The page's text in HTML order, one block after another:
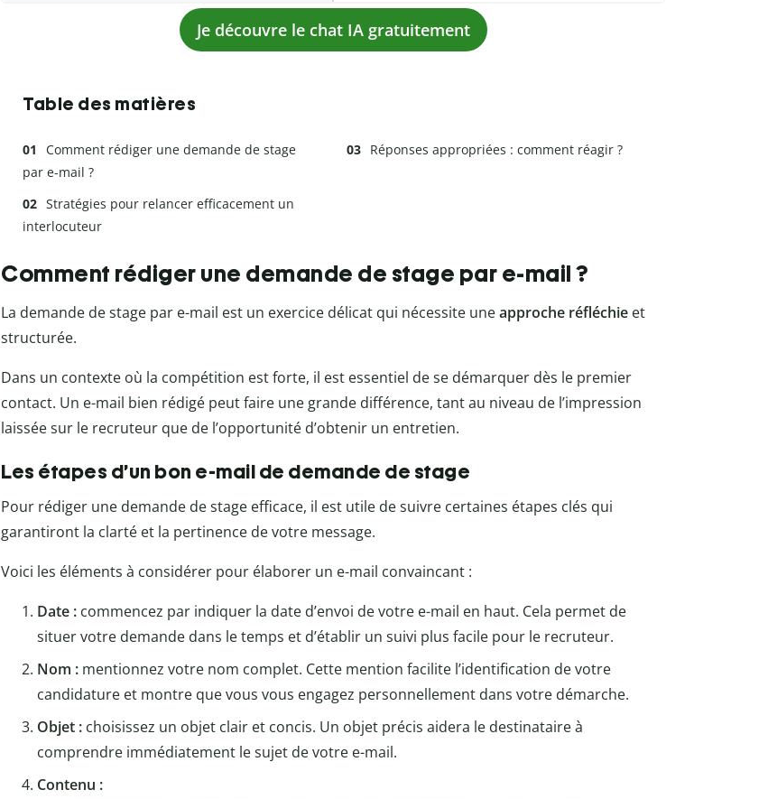
Je découvre le chat IA gratuitement
Table des matières
Comment rédiger une demande de stage
par e-mail ?
Stratégies pour relancer efficacement un
interlocuteur
Réponses appropriées : comment réagir ?
Comment rédiger une demande de stage par e-mail ?
La demande de stage par e-mail est un exercice délicat qui nécessite uneapproche réfléchie et
structurée.
Dans un contexte où la compétition est forte, il est essentiel de se démarquer dès le premier
contact. Un e-mail bien rédigé peut faire une grande différence, tant au niveau de l’impression
laissée sur le recruteur que de l’opportunité d’obtenir un entretien.
Les étapes d’un bon e-mail de demande de stage
Pour rédiger une demande de stage efficace, il est utile de suivre certaines étapes clés qui
garantiront la clarté et la pertinence de votre message.
Voici les éléments à considérer pour élaborer un e-mail convaincant :
Date : commencez par indiquer la date d’envoi de votre e-mail en haut. Cela permet de
situer votre demande dans le temps et d’établir un suivi plus facile pour le recruteur.
Nom : mentionnez votre nom complet. Cette mention facilite l’identification de votre
candidature et montre que vous vous engagez personnellement dans votre démarche.
Objet : choisissez un objet clair et concis. Un objet précis aidera le destinataire à
comprendre immédiatement le sujet de votre e-mail.
Contenu :